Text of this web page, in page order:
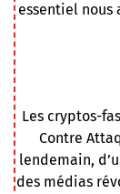
essentiel nous
Les cryptos-
Contre
lendemain,
des médias